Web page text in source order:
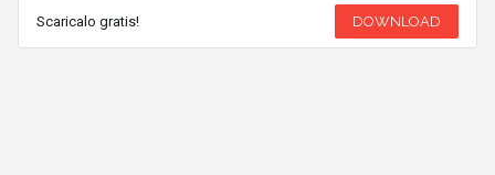
Scaricalo gratis! DOWNLOAD